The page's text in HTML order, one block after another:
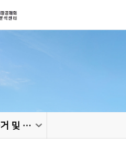
설립근거 및 연혁